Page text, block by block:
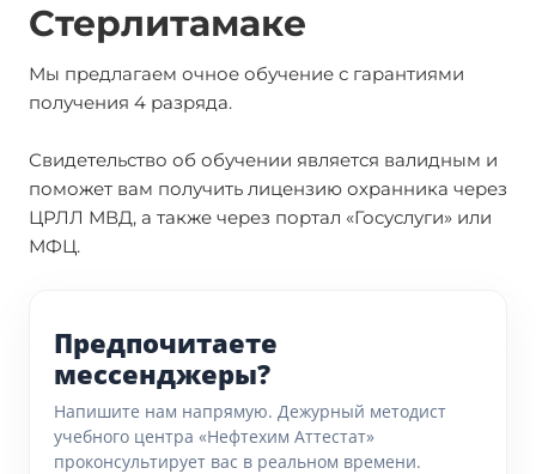
Стерлитамаке
Мы предлагаем очное обучение с гарантиями
получения 4 разряда.
Свидетельство об обучении является валидным и
поможет вам получить лицензию охранника через
ЦРЛЛ МВД, а также через портал «Госуслуги» или
МФЦ.
Предпочитаете
мессенджеры?
Напишите нам напрямую. Дежурный методист
учебного центра «Нефтехим Аттестат»
проконсультирует вас в реальном времени.